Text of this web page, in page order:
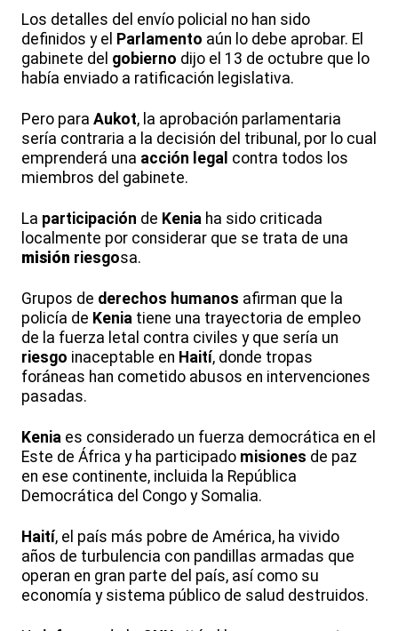
Los detalles del envío policial no han sido
definidos y el Parlamento aún lo debe aprobar. El
gabinete del gobierno dijo el 13 de octubre que lo
había enviado a ratificación legislativa.
Pero para Aukot, la aprobación parlamentaria
sería contraria a la decisión del tribunal, por lo cual
emprenderá una acción legal contra todos los
miembros del gabinete.
La participación de Kenia ha sido criticada
localmente por considerar que se trata de una
misión riesgosa.
Grupos de derechos humanos afirman que la
policía de Kenia tiene una trayectoria de empleo
de la fuerza letal contra civiles y que sería un
riesgo inaceptable en Haití, donde tropas
foráneas han cometido abusos en intervenciones
pasadas.
Kenia es considerado un fuerza democrática en el
Este de África y ha participado misiones de paz
en ese continente, incluida la República
Democrática del Congo y Somalia.
Haití, el país más pobre de América, ha vivido
años de turbulencia con pandillas armadas que
operan en gran parte del país, así como su
economía y sistema público de salud destruidos.